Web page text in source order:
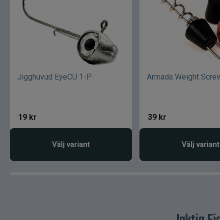
Jigghuvud EyeCU 1-P
19 kr
Välj variant
Armada Weight
39 kr
Välj variant